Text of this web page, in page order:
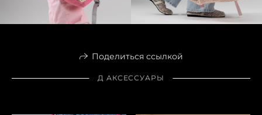
Поделиться ссылкой
Д АКСЕССУАРЫ